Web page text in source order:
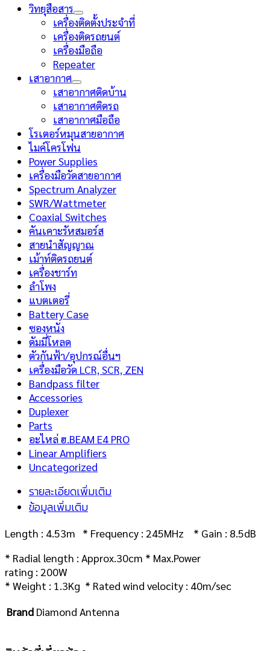
วิทยุสือสาร
เครื่องติดตั้งประจำที่
เครื่องติดรถยนต์
เครื่องมือถือ
Repeater
เสาอากาศ
เสาอากาศติดบ้าน
เสาอากาศติดรถ
เสาอากาศมือถือ
โรเตอร์หมุนสายอากาศ
ไมค์โครโฟน
Power Supplies
เครื่องมือวัดสายอากาศ
Spectrum Analyzer
SWR/Wattmeter
Coaxial Switches
คันเคาะรัหสมอร์ส
สายนำสัญญาณ
เม้าท์ติดรถยนต์
เครื่องชาร์ท
ลำโพง
แบตเตอรี่
Battery Case
ซองหนัง
ดัมมี่โหลด
ตัวกันฟ้า/อุปกรณ์อื่นฯ
เครื่องมือวัด LCR, SCR, ZEN
Bandpass filter
Accessories
Duplexer
Parts
อะไหล่ ฮ.BEAM E4 PRO
Linear Amplifiers
Uncategorized
รายละเอียดเพิ่มเติม
ข้อมูลเพิ่มเติม
Length : 4.53m * Frequency : 245MHz * Gain : 8.5dB
* Radial length : Approx.30cm * Max.Power
rating : 200W
* Weight : 1.3Kg * Rated wind velocity : 40m/sec
Brand Diamond Antenna